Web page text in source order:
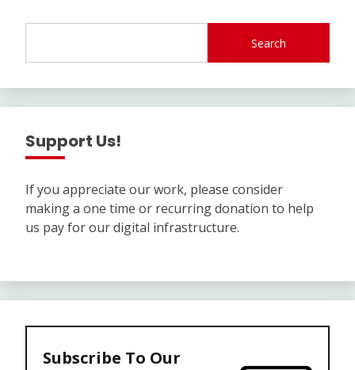
Search
Support Us!
If you appreciate our work, please consider
making a one time or recurring donation to help
us pay for our digital infrastructure.
Subscribe To Our